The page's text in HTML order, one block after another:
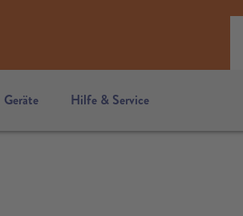
Geräte Hilfe & Service